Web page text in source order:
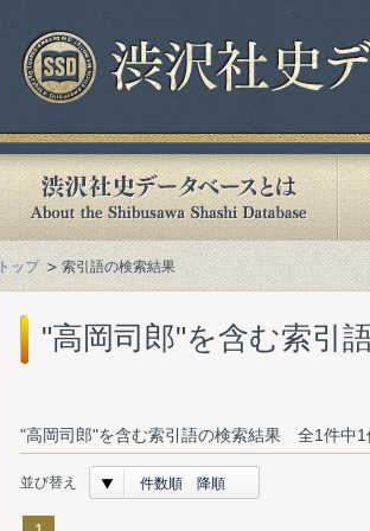
トップ 索引語の検索結果
"高岡司郎"を含む索引
"高岡司郎"を含む索引語の検索結果 全1件中
並び替え 件数順 降順